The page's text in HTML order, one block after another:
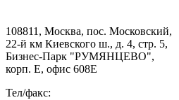
108811, Москва, пос. Московский,
22-й км Киевского ш., д. 4, стр. 5,
Бизнес-Парк "РУМЯНЦЕВО",
корп. Е, офис 608E
Тел/факс: